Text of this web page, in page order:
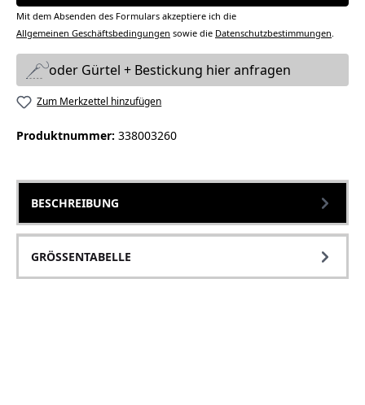
Mit dem Absenden des Formulars akzeptiere ich die
Allgemeinen Geschäftsbedingungen sowie die Datenschutzbestimmungen.
oder Gürtel + Bestickung hier anfragen
Zum Merkzettel hinzufügen
Produktnummer: 338003260
BESCHREIBUNG
GRÖSSENTABELLE